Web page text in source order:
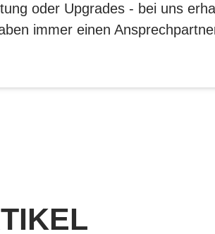
oder Upgrades - bei uns
immer einen